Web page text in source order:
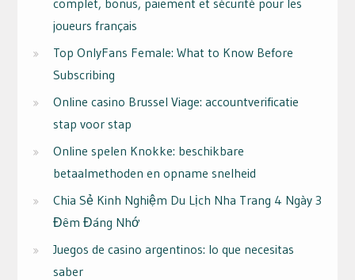
joueurs français
Top OnlyFans Female: What to Know Before
Subscribing
Online casino Brussel Viage: accountverificatie
stap voor stap
Online spelen Knokke: beschikbare
betaalmethoden en opname snelheid
Chia Sẻ Kinh Nghiệm Du Lịch Nha Trang 4 Ngày 3
Đêm Đáng Nhớ
Juegos de casino argentinos: lo que necesitas
saber